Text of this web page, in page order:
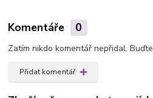
Komentáře 0
Zatím nikdo komentář nepřidal.
Přidat komentář